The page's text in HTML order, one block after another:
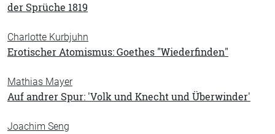
der Sprüche 1819
Charlotte Kurbjuhn
Erotischer Atomismus: Goethes "Wiederfinden"
Mathias Mayer
Auf andrer Spur: 'Volk und Knecht und Überwinder'
Joachim Seng